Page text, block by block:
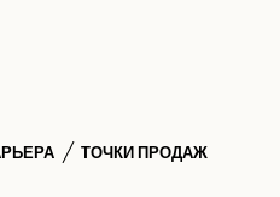
ТОЧКИ ПРОДАЖ